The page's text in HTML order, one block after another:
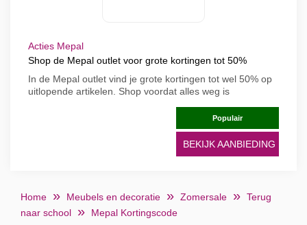
Acties Mepal
Shop de Mepal outlet voor grote kortingen tot 50%
In de Mepal outlet vind je grote kortingen tot wel 50% op
uitlopende artikelen. Shop voordat alles weg is
Populair
BEKIJK AANBIEDING
Home Meubels en decoratie Zomersale
Terug
naar school
Mepal Kortingscode